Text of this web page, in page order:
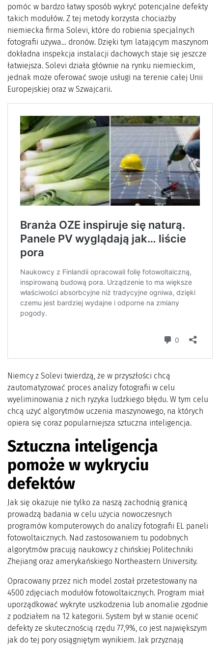
pomóc w bardzo łatwy sposób wykryć potencjalne defekty
takich modułów. Z tej metody korzysta chociażby
niemiecka firma Solevi, które do robienia specjalnych
fotografii używa… dronów. Dzięki tym latającym maszynom
dokładna inspekcja instalacji dachowych staje się jeszcze
łatwiejsza. Solevi działa głównie na rynku niemieckim,
jednak może oferować swoje usługi na terenie całej Unii
Europejskiej oraz w Szwajcarii.
Niemcy z Solevi twierdzą, że w przyszłości chcą
zautomatyzować proces analizy fotografii w celu
wyeliminowania z nich ryzyka ludzkiego błędu. W tym celu
chcą użyć algorytmów uczenia maszynowego, na których
opiera się coraz popularniejsza sztuczna inteligencja.
Sztuczna inteligencja
pomoże w wykryciu
defektów
Jak się okazuje nie tylko za naszą zachodnią granicą
prowadzą badania w celu użycia nowoczesnych
programów komputerowych do analizy fotografii EL paneli
fotowoltaicznych. Nad zastosowaniem tu podobnych
algorytmów pracują naukowcy z chińskiej Politechniki
Zhejiang oraz amerykańskiego Northeastern University.
Opracowany przez nich model został przetestowany na
4500 zdjęciach modułów fotowoltaicznych. Program miał
uporządkować wykryte uszkodzenia lub anomalie zgodnie
z podziałem na 12 kategorii. System był w stanie ocenić
defekty ze skutecznością rzędu 77,9%, co jest największym
jak do tej pory osiągniętym wynikiem. Jak przyznają